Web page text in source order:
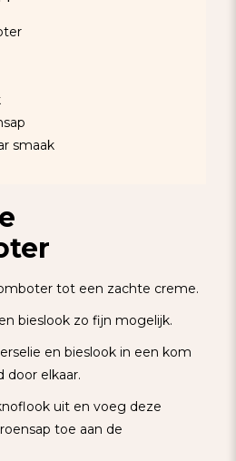
smaak
tot een zachte creme.
bieslook zo fijn mogelijk.
en bieslook in een kom
door elkaar.
uit en voeg deze
toe aan de